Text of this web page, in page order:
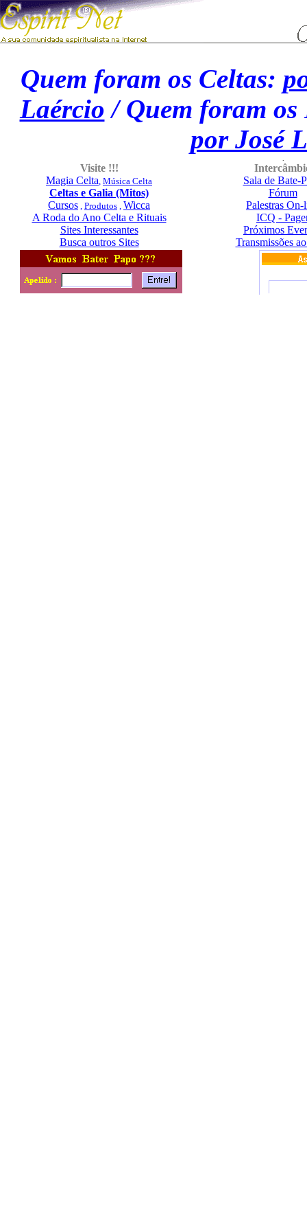
Quem foram os Celtas:
Laércio / Quem foram
por José
Visite !!!
Magia Celta, Música Celta
Sala de Bate-
Celtas e Galia (Mitos)
Fórum
Cursos , Produtos , Wicca
Palestras On-
A Roda do Ano Celta e Rituais
ICQ -
Sites Interessantes
Próximos
Busca outros Sites
Transmissões